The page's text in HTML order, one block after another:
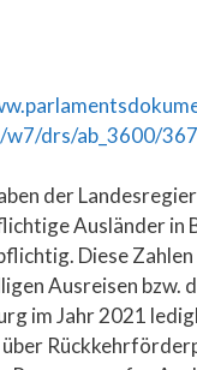
w7/drs/ab_3600/
der
Ausländer in
Diese
Ausreisen bzw.
im Jahr 2021